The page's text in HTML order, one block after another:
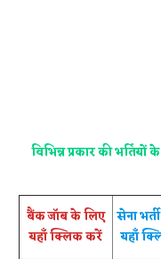
विभिन्न प्रकार की
बैंक जॉब के लिए
यहाँ क्लिक करें
सेना
यहाँ